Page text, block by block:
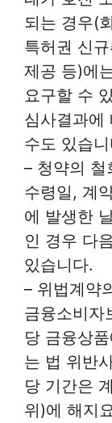
되는 경우(
특허권 신
제공 등)에
요구할 수
심사결과에
수도 있습
– 청약의 철
수령일, 계
에 발생한
인 경우 다
있습니다.
– 위법계약
금융소비자
당 금융상
는 법 위반
당 기간은
위)에 해지